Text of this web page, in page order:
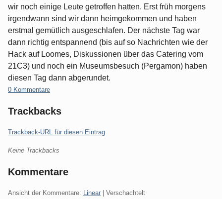
wir noch einige Leute getroffen hatten. Erst früh morgens
irgendwann sind wir dann heimgekommen und haben
erstmal gemütlich ausgeschlafen. Der nächste Tag war
dann richtig entspannend (bis auf so Nachrichten wie der
Hack auf Loomes, Diskussionen über das Catering vom
21C3) und noch ein Museumsbesuch (Pergamon) haben
diesen Tag dann abgerundet.
0 Kommentare
Trackbacks
Trackback-URL für diesen Eintrag
Keine Trackbacks
Kommentare
Ansicht der Kommentare: Linear | Verschachtelt